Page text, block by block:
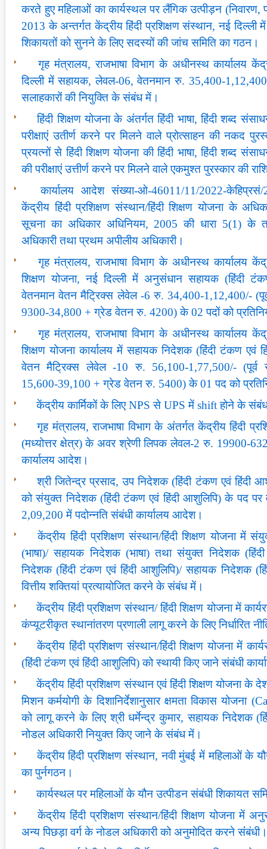
करते हुए महिलाओं का कार्यस्थल पर लैंगिक उत्पीड़न (निवारण,
2013 के अन्तर्गत केंद्रीय हिंदी प्रशिक्षण संस्थान, नई दिल्ली
शिकायतों को सुनने के लिए सदस्यों की जांच समिति का गठन।
गृह मंत्रालय, राजभाषा विभाग के अधीनस्थ कार्यालय
दिल्ली में सहायक, लेवल-06, वेतनमान रु. 35,400-1,12,400
सलाहकारों की नियुक्ति के संबंध में।
हिंदी शिक्षण योजना के अंतर्गत हिंदी भाषा, हिंदी शब्द
परीक्षाएं उतीर्ण करने पर मिलने वाले प्रोत्साहन की नकद
प्रयत्नों से हिंदी शिक्षण योजना की हिंदी भाषा, हिंदी शब्द
की परीक्षाएं उत्तीर्ण करने पर मिलने वाले एकमुश्त पुरस्कार की
कार्यालय आदेश संख्या-ओ-46011/11/2022-
केंद्रीय हिंदी प्रशिक्षण संस्थान/हिंदी शिक्षण योजना के
सूचना का अधिकार अधिनियम, 2005 की धारा 5(1) के
अधिकारी तथा प्रथम अपीलीय अधिकारी।
गृह मंत्रालय, राजभाषा विभाग के अधीनस्थ कार्यालय
शिक्षण योजना, नई दिल्ली में अनुसंधान सहायक (हिंदी
वेतनमान वेतन मैट्रिक्स लेवेल -6 रु. 34,400-1,12,400/-
9300-34,800 + ग्रेड वेतन रु. 4200) के 02 पदों को
गृह मंत्रालय, राजभाषा विभाग के अधीनस्थ कार्यालय
शिक्षण योजना कार्यालय में सहायक निदेशक (हिंदी टंकण एवं
वेतन मैट्रिक्स लेवेल -10 रु. 56,100-1,77,500/- (पूर्व
15,600-39,100 + ग्रेड वेतन रु. 5400) के 01 पद को
केंद्रीय कार्मिकों के लिए NPS से UPS में shift होने के
गृह मंत्रालय, राजभाषा विभाग के अंतर्गत केंद्रीय हिंदी
(मध्योत्तर क्षेत्र) के अवर श्रेणी लिपक लेवल-2 रु. 19900-
कार्यालय आदेश।
श्री जितेन्द्र प्रसाद, उप निदेशक (हिंदी टंकण एवं हिंदी
को संयुक्त निदेशक (हिंदी टंकण एवं हिंदी आशुलिपि) के पद
2,09,200 में पदोन्नति संबंधी कार्यालय आदेश।
केंद्रीय हिंदी प्रशिक्षण संस्थान/हिंदी शिक्षण योजना में
(भाषा)/ सहायक निदेशक (भाषा) तथा संयुक्त निदेशक
निदेशक (हिंदी टंकण एवं हिंदी आशुलिपि)/ सहायक निदेशक
वित्तीय शक्तियां प्रत्यायोजित करने के संबंध में।
केंद्रीय हिंदी प्रशिक्षण संस्थान/ हिंदी शिक्षण योजना में
कंप्यूटरीकृत स्थानांतरण प्रणाली लागू करने के लिए निर्धारित
केंद्रीय हिंदी प्रशिक्षण संस्थान/हिंदी शिक्षण योजना में
(हिंदी टंकण एवं हिंदी आशुलिपि) को स्थायी किए जाने संबंधी
केंद्रीय हिंदी प्रशिक्षण संस्‍थान एवं हिंदी शिक्षण योजना के
मिशन कर्मयोगी के दिशानिर्देशानुसार क्षमता विकास
को लागू करने के लिए श्री धर्मेन्द्र कुमार, सहायक निदेशक
नोडल अधिकारी नियुक्त किए जाने के संबंध में।
केंद्रीय हिंदी प्रशिक्षण संस्‍थान, नवी मुंबई में महिलाओं के
का पुर्नगठन।
कार्यस्‍थल पर महिलाओं के यौन उत्‍पीडन संबंधी शिकायत
केंद्रीय हिंदी प्रशिक्षण संस्‍थान/हिंदी शिक्षण योजना में
अन्‍य पिछड़ा वर्ग के नोडल अधिकारी को अनुमोदित करने संंबंधी।